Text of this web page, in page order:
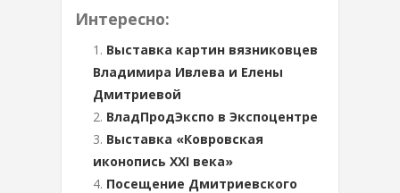
Интересно:
Выставка картин вязниковцев
Владимира Ивлева и Елены
Дмитриевой
ВладПродЭкспо в Экспоцентре
Выставка «Ковровская
иконопись ХХI века»
Посещение Дмитриевского